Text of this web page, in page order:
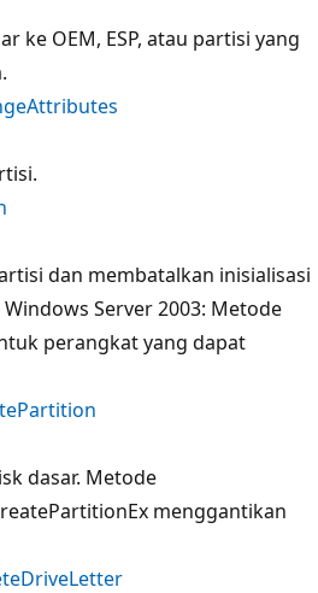
ke OEM, ESP, atau partisi yang
dan membatalkan inisialisasi
Server 2003: Metode
perangkat yang dapat
dasar. Metode
menggantikan